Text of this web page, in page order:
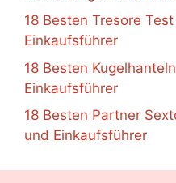
18 Besten Tresore
Einkaufsführer
18 Besten
Einkaufsführer
18 Besten Partner
und Einkaufsführer